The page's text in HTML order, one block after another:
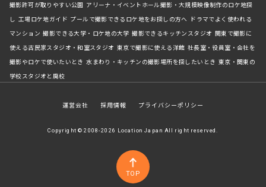
TOP
撮影許可が取りやすい公園 アリーナ・イベントホール撮影・大規模映像制作のロケ地探
し 工場ロケ地ガイド プールで撮影できるロケ地をお探しの方へ ドラマでよく使われる
マンション 撮影できる大学・ロケ地の大学 撮影できるキッチンスタジオ 関東で撮影に
使える古民家スタジオ・和室スタジオ 東京で撮影に使える洋館 社長室・役員室・会社を
撮影やロケで使いたいとき 水まわり・キッチンの撮影場所を探したいとき 東京・関東の
学校スタジオと廃校
運営会社 採用情報 プライバシーポリシー
Copyright © 2008-2026 Location Japan All right reserved.